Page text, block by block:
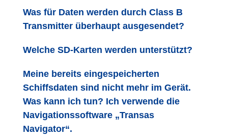
Was für Daten werden durch Class B
Transmitter überhaupt ausgesendet?
Welche SD-Karten werden unterstützt?
Meine bereits eingespeicherten
Schiffsdaten sind nicht mehr im Gerät.
Was kann ich tun? Ich verwende die
Navigationssoftware „Transas
Navigator“.